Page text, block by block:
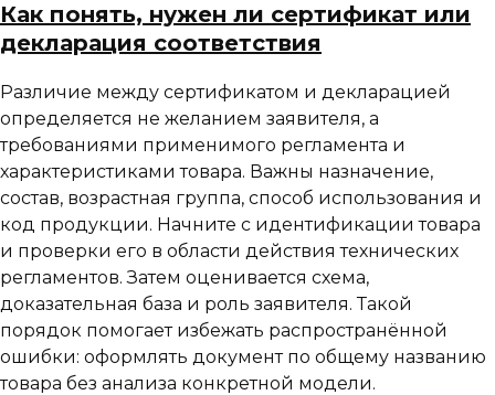
Как понять, нужен ли сертификат или
декларация соответствия
Различие между сертификатом и декларацией
определяется не желанием заявителя, а
требованиями применимого регламента и
характеристиками товара. Важны назначение,
состав, возрастная группа, способ использования и
код продукции. Начните с идентификации товара
и проверки его в области действия технических
регламентов. Затем оценивается схема,
доказательная база и роль заявителя. Такой
порядок помогает избежать распространённой
ошибки: оформлять документ по общему названию
товара без анализа конкретной модели.